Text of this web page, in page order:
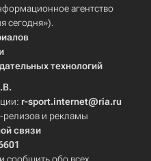
агентство
сегодня»).
технологий
r-sport.internet@ria.ru
и рекламы
связи